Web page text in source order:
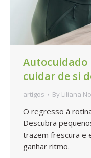
Autocuidado
cuidar de si
artigos By Liliana
O regresso à
Descubra
trazem frescura e
ganhar ritmo.